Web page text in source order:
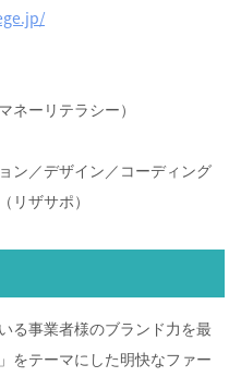
ネーリテラシー）
ン／デザイン／コーディング
リザサポ）
る事業者様のブランド力を最
をテーマにした明快なファー